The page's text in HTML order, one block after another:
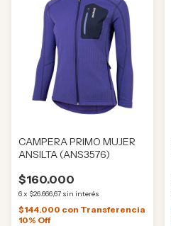
CAMPERA PRIMO MUJER
ANSILTA (ANS3576)
$160.000
6x $26.666,67 sin interés
$144.000 con Transferencia
10% Off